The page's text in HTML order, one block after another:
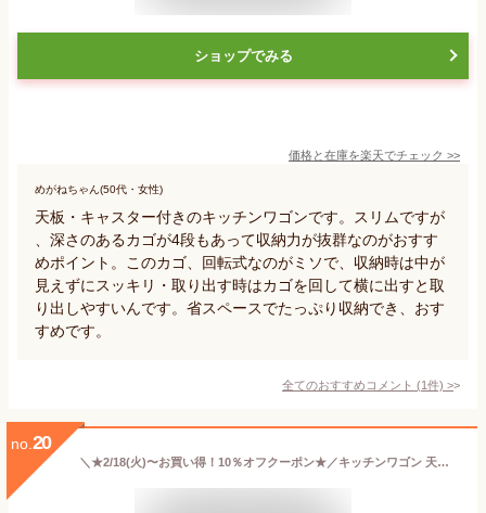
ショップでみる
価格と在庫を楽天でチェック >>
めがねちゃん(50代・女性)
天板・キャスター付きのキッチンワゴンです。スリムですが
、深さのあるカゴが4段もあって収納力が抜群なのがおすす
めポイント。このカゴ、回転式なのがミソで、収納時は中が
見えずにスッキリ・取り出す時はカゴを回して横に出すと取
り出しやすいんです。省スペースでたっぷり収納でき、おす
すめです。
全てのおすすめコメント (1件) >
no. 20
＼★2/18(火)〜お買い得！10％オフクーポン★／キッチンワゴン 天板付き ツールワゴン キャスター付き 4段 3段 2段 キッチンカウンター インテリア 収納 小物 ny234